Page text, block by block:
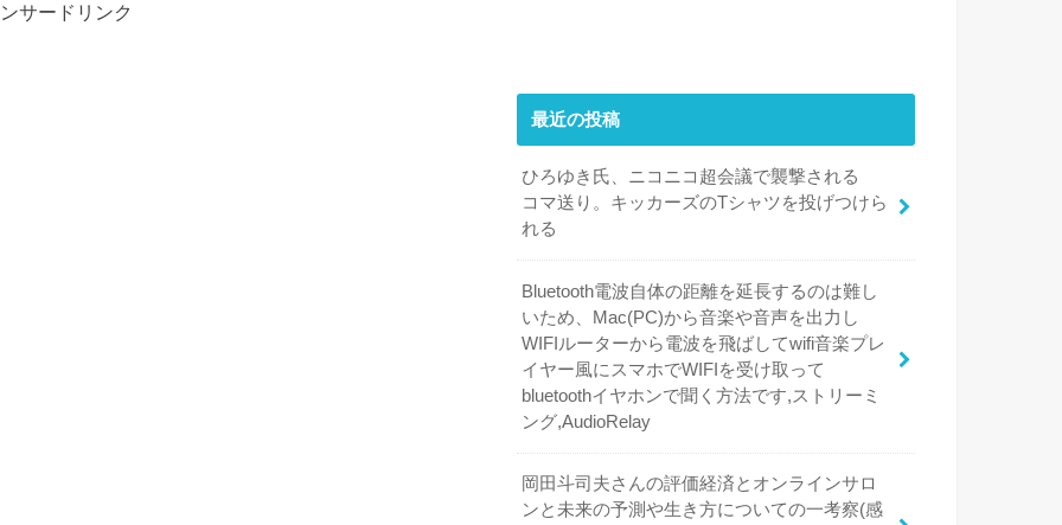
サードリンク
最近の投稿
ひろゆき氏、ニコニコ超会議で襲撃される
コマ送り。キッカーズのTシャツを投げつけら
れる
Bluetooth電波自体の距離を延長するのは難し
いため、Mac(PC)から音楽や音声を出力し
WIFIルーターから電波を飛ばしてwifi音楽プレ
イヤー風にスマホでWIFIを受け取って
bluetoothイヤホンで聞く方法です,ストリーミ
ング,AudioRelay
岡田斗司夫さんの評価経済とオンラインサロ
ンと未来の予測や生き方についての一考察(感